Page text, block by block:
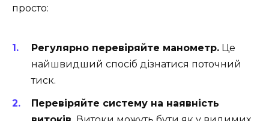
просто:
Регулярно перевіряйте манометр. Це
найшвидший спосіб дізнатися поточний
тиск.
Перевіряйте систему на наявність